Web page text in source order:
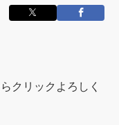
クリックよろしく